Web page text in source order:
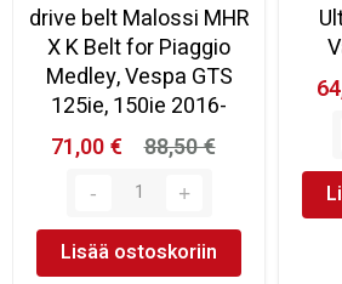
drive belt Malossi MHR
X K Belt for Piaggio
Medley, Vespa GTS
125ie, 150ie 2016-
71,00 €
88,50 €
Lisää ostoskoriin